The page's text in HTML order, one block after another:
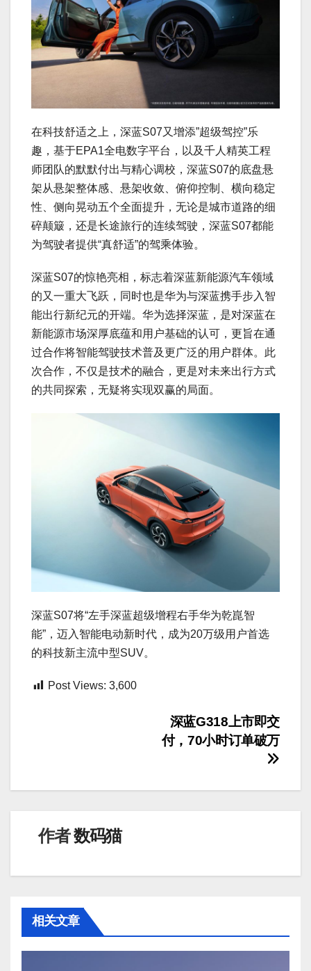
在科技舒适之上，深蓝S07又增添”超级驾控”乐
趣，基于EPA1全电数字平台，以及千人精英工程
师团队的默默付出与精心调校，深蓝S07的底盘悬
架从悬架整体感、悬架收敛、俯仰控制、横向稳定
性、侧向晃动五个全面提升，无论是城市道路的细
碎颠簸，还是长途旅行的连续驾驶，深蓝S07都能
为驾驶者提供“真舒适”的驾乘体验。
深蓝S07的惊艳亮相，标志着深蓝新能源汽车领域
的又一重大飞跃，同时也是华为与深蓝携手步入智
能出行新纪元的开端。华为选择深蓝，是对深蓝在
新能源市场深厚底蕴和用户基础的认可，更旨在通
过合作将智能驾驶技术普及更广泛的用户群体。此
次合作，不仅是技术的融合，更是对未来出行方式
的共同探索，无疑将实现双赢的局面。
深蓝S07将“左手深蓝超级增程右手华为乾崑智
能”，迈入智能电动新时代，成为20万级用户首选
的科技新主流中型SUV。
Post Views: 3,600
导
深蓝G318上市即交
付，70小时订单破万
作者数码猫
相关文章